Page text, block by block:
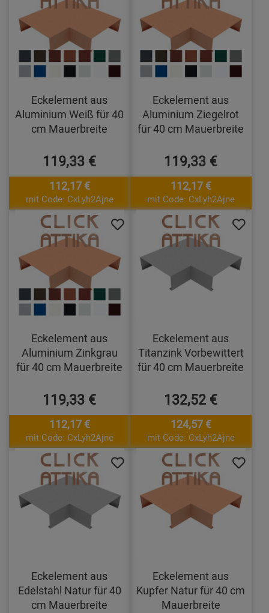
Eckelement aus
Aluminium Weiß für 40
cm Mauerbreite
119,33 €
112,17 €
mit Code: CxLyh2Ajne
Eckelement aus
Aluminium Ziegelrot
für 40 cm Mauerbreite
119,33 €
112,17 €
mit Code: CxLyh2Ajne
Eckelement aus
Aluminium Zinkgrau
für 40 cm Mauerbreite
119,33 €
112,17 €
mit Code: CxLyh2Ajne
Eckelement aus
Titanzink Vorbewittert
für 40 cm Mauerbreite
132,52 €
124,57 €
mit Code: CxLyh2Ajne
Eckelement aus
Edelstahl Natur für 40
cm Mauerbreite
Eckelement aus
Kupfer Natur für 40 cm
Mauerbreite